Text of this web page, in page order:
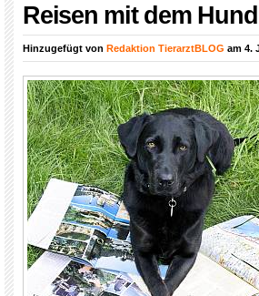
Reisen mit dem
Hinzugefügt von Redaktion TierarztBLOG am 4.